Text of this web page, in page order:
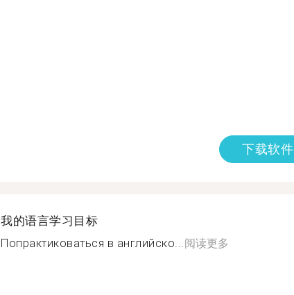
下载软件
我的语言学习目标
Попрактиковаться в английско...阅读更多